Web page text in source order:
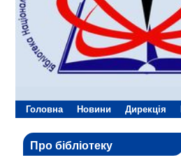
Головна Новини Дирекція
Про бібліотеку